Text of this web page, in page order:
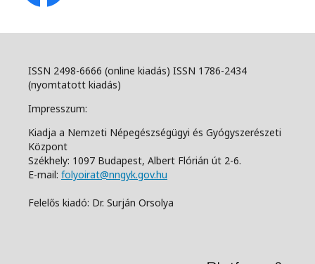
ISSN 2498-6666 (online kiadás) ISSN 1786-2434
(nyomtatott kiadás)
Impresszum:
Kiadja a Nemzeti Népegészségügyi és Gyógyszerészeti
Központ
Székhely: 1097 Budapest, Albert Flórián út 2-6.
E-mail: folyoirat@nngyk.gov.hu
Felelős kiadó: Dr. Surján Orsolya